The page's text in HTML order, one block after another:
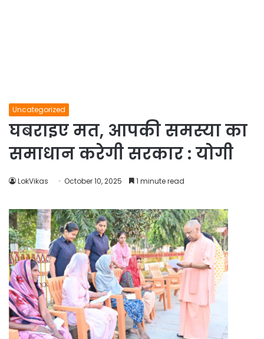
Uncategorized
घबराइए मत, आपकी समस्या का
समाधान करेगी सरकार : योगी
LokVikas October 10, 2025 1 minute read